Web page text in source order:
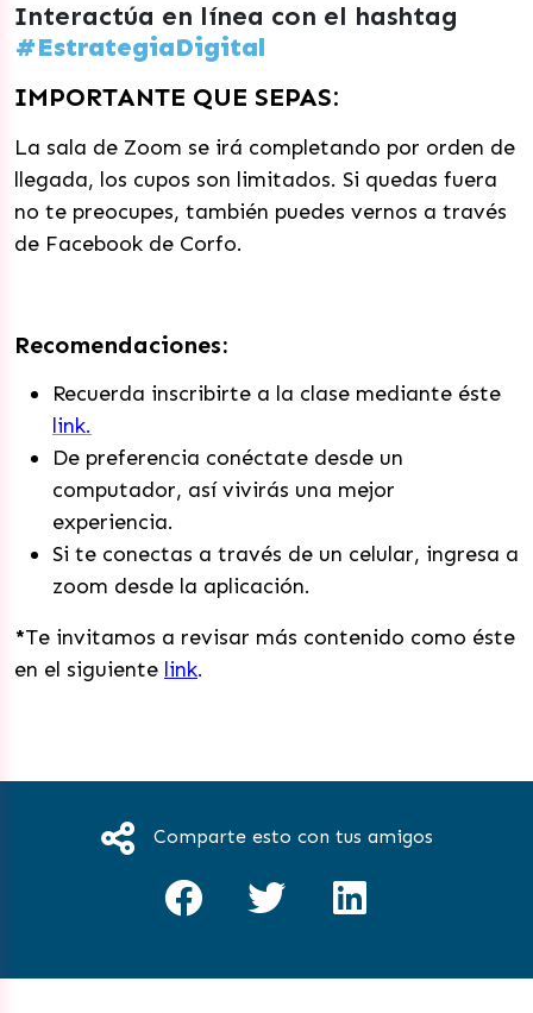
Interactúa en línea con el hashtag
#EstrategiaDigital
IMPORTANTE QUE SEPAS:
La sala de Zoom se irá completando por orden de
llegada, los cupos son limitados. Si quedas fuera
no te preocupes, también puedes vernos a través
de Facebook de Corfo.
Recomendaciones:
Recuerda inscribirte a la clase mediante éste
link.
De preferencia conéctate desde un
computador, así vivirás una mejor
experiencia.
Si te conectas a través de un celular, ingresa a
zoom desde la aplicación.
*Te invitamos a revisar más contenido como éste
en el siguiente link.
Comparte esto con tus amigos